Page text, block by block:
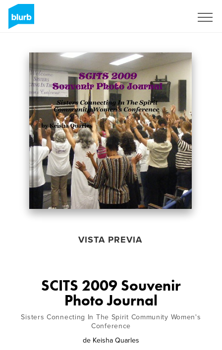
VISTA PREVIA
SCITS 2009 Souvenir
Photo Journal
Sisters Connecting In The Spirit Community Women's
Conference
de Keisha Quarles